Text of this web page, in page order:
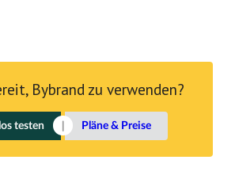
Bybrand zu verwenden?
testen Pläne & Preise